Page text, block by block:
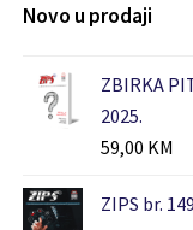
Novo u prodaji
ZBIRKA
2025.
59,00 KM
ZIPS br.